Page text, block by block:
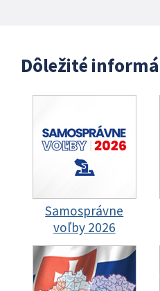
Dôležité
Samosprávne
voľby 2026